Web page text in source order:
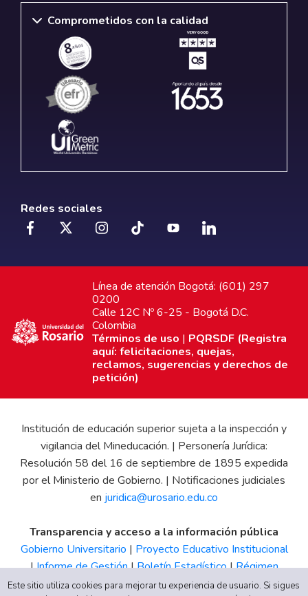
Comprometidos con la calidad
Redes sociales
Línea de atención Bogotá: (601) 297
0200
Calle 12C Nº 6-25 - Bogotá D.C.
Colombia
Términos de uso | PQRSDF (Registra
aquí: felicitaciones, quejas,
reclamos, sugerencias y derechos de
petición)
Institución de educación superior sujeta a la inspección y
vigilancia del Mineducación. | Personería Jurídica:
Resolución 58 del 16 de septiembre de 1895 expedida
por el Ministerio de Gobierno. | Notificaciones judiciales
en juridica@urosario.edu.co
Transparencia y acceso a la información pública
Gobierno Universitario | Proyecto Educativo Institucional
|Informe de Gestión|Boletín Estadístico|Régimen
Tributario|Estados Financieros |Código de Ética| Canal
Este sitio utiliza cookies para mejorar tu experiencia de usuario. Si sigues